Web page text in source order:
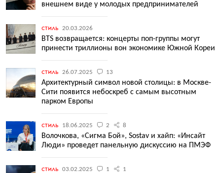
внешнем виде у молодых предпринимателей
стиль 20.03.2026
BTS возвращается: концерты поп-группы могут
принести триллионы вон экономике Южной Кореи
стиль 26.07.2025 13
Архитектурный символ новой столицы: в Москве-
Сити появится небоскреб с самым высотным
парком Европы
стиль 18.06.2025 2 8
Волочкова, «Сигма Бой», Sostav и хайп: «Инсайт
Люди» проведет панельную дискуссию на ПМЭФ
стиль 03.02.2025 1 1